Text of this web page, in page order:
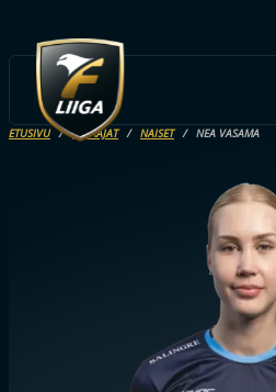
ETUSIVU PELAAJAT NAISET NEA VASAMA